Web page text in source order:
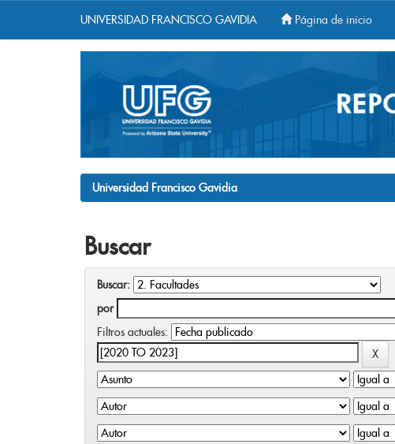
UNIVERSIDAD FRANCISCO GAVIDIA Página de inicio
Universidad Francisco Gavidia
Buscar
Buscar:
por
Filtros actuales: